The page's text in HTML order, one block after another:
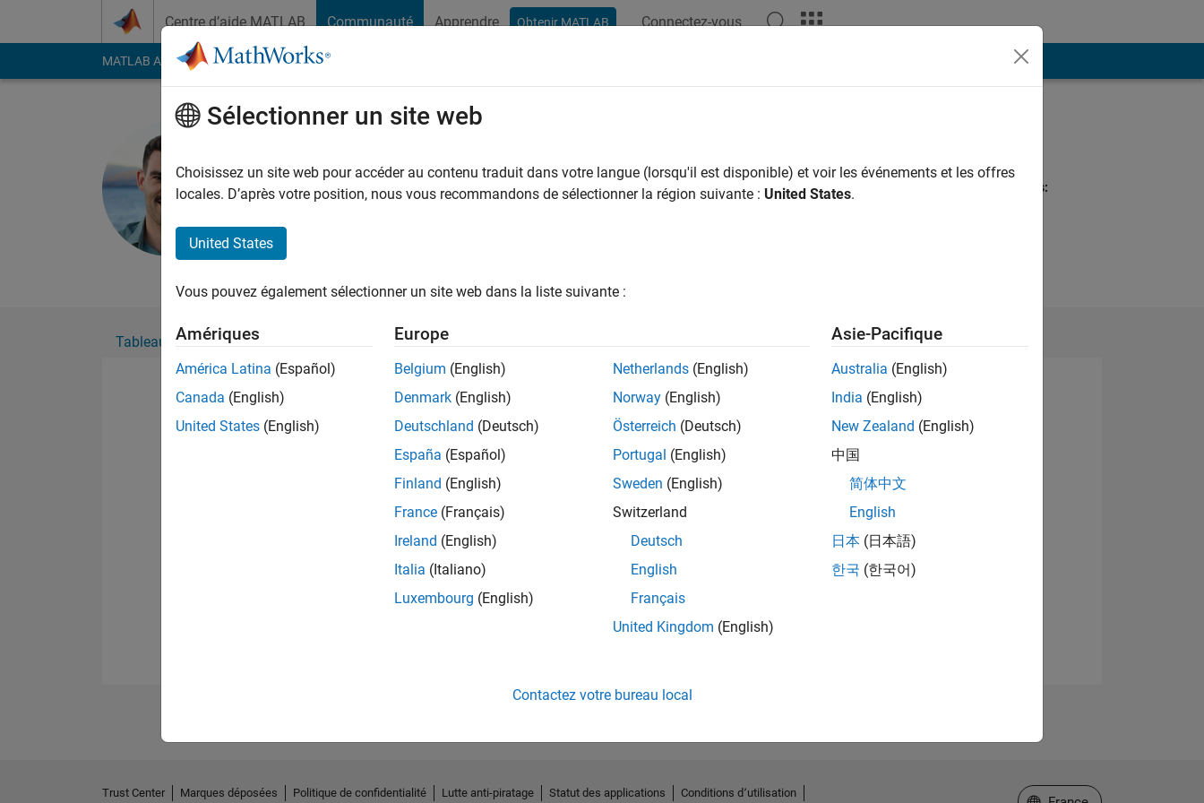
Centre d’aide MATLAB Communauté Apprendre Obtenir MATLAB Connectez-vous
MATLAB Answers File Exchange Cody
Actif depuis 2021
Followers:0Following:0
I am the Founder of CatalystNeuro catalystneuro.com
Python, MATLAB
Spoken Languages:
Tableau de bord Badges Recommandations
Please to endorse this person in a skill
No Endorsements received
Sélectionner un site web
Choisissez un site web pour accéder au contenu traduit dans votre langue (lorsqu'il est disponible) et voir les événements et les offres
locales. D’après votre position, nous vous recommandons de sélectionner la région suivante : United States.
United States
Vous pouvez également sélectionner un site web dans la liste suivante :
Amériques
América Latina (Español)
Canada (English)
United States (English)
Europe
Belgium (English)
Denmark (English)
Deutschland (Deutsch)
España (Español)
Finland (English)
France (Français)
Ireland (English)
Italia (Italiano)
Luxembourg (English)
Netherlands (English)
Norway (English)
Österreich (Deutsch)
Portugal (English)
Sweden (English)
Switzerland
Deutsch
English
Français
United Kingdom (English)
Asie-Pacifique
Australia (English)
India (English)
New Zealand (English)
中国
简体中文
English
日本 (日本語)
한국 (한국어)
Contactez votre bureau local
Trust Center Marques déposées Politique de confidentialité Lutte anti-piratage Statut des applications
Conditions d՚utilisation